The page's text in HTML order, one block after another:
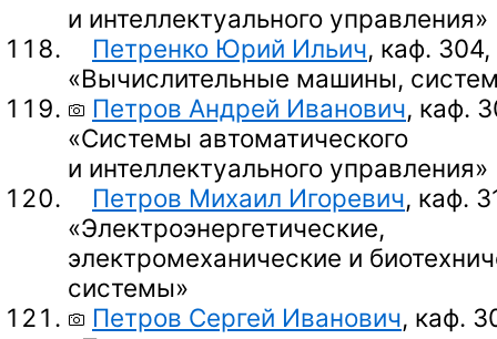
и интеллектуального управления»
Петренко Юрий Ильич, каф. 304,
«Вычислительные машины,
Петров Андрей Иванович, каф.
«Системы автоматического
и интеллектуального управления»
Петров Михаил Игоревич, каф.
«Электроэнергетические,
электромеханические и
системы»
Петров Сергей Иванович, каф.